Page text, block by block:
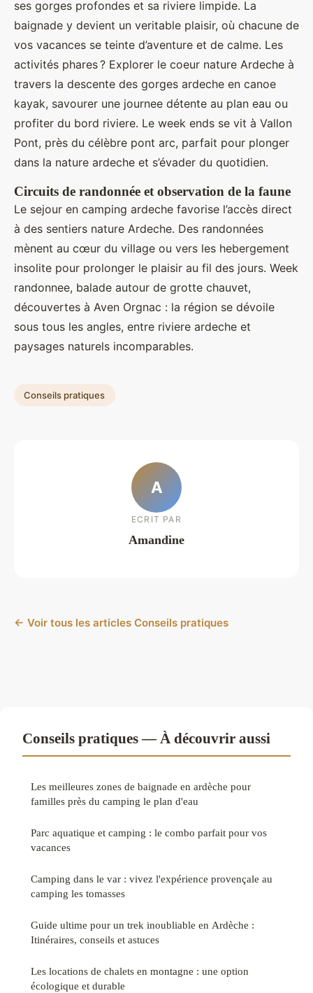
ses gorges profondes et sa riviere limpide. La
baignade y devient un veritable plaisir, où chacune de
vos vacances se teinte d’aventure et de calme. Les
activités phares ? Explorer le coeur nature Ardeche à
travers la descente des gorges ardeche en canoe
kayak, savourer une journee détente au plan eau ou
profiter du bord riviere. Le week ends se vit à Vallon
Pont, près du célèbre pont arc, parfait pour plonger
dans la nature ardeche et s’évader du quotidien.
Circuits de randonnée et observation de la faune
Le sejour en camping ardeche favorise l’accès direct
à des sentiers nature Ardeche. Des randonnées
mènent au cœur du village ou vers les hebergement
insolite pour prolonger le plaisir au fil des jours. Week
randonnee, balade autour de grotte chauvet,
découvertes à Aven Orgnac : la région se dévoile
sous tous les angles, entre riviere ardeche et
paysages naturels incomparables.
Conseils pratiques
A
ECRIT PAR
Amandine
← Voir tous les articles Conseils pratiques
Conseils pratiques — À découvrir aussi
Les meilleures zones de baignade en ardèche pour
familles près du camping le plan d'eau
Parc aquatique et camping : le combo parfait pour vos
vacances
Camping dans le var : vivez l'expérience provençale au
camping les tomasses
Guide ultime pour un trek inoubliable en Ardèche :
Itinéraires, conseils et astuces
Les locations de chalets en montagne : une option
écologique et durable